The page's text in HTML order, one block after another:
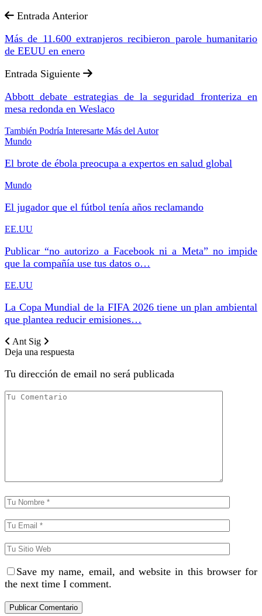
Entrada Anterior
Más de 11.600 extranjeros recibieron parole humanitario
de EEUU en enero
Entrada Siguiente
Abbott debate estrategias de la seguridad fronteriza en
mesa redonda en Weslaco
También Podría Interesarte Más del Autor
Mundo
El brote de ébola preocupa a expertos en salud global
Mundo
El jugador que el fútbol tenía años reclamando
EE.UU
Publicar “no autorizo a Facebook ni a Meta” no impide
que la compañía use tus datos o…
EE.UU
La Copa Mundial de la FIFA 2026 tiene un plan ambiental
que plantea reducir emisiones…
Ant Sig
Deja una respuesta
Tu dirección de email no será publicada
Save my name, email, and website in this browser for
the next time I comment.